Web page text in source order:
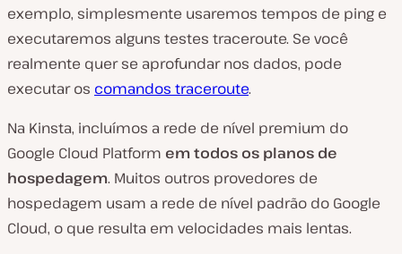
exemplo, simplesmente usaremos tempos de ping e
executaremos alguns testes traceroute. Se você
realmente quer se aprofundar nos dados, pode
executar os comandos traceroute.
Na Kinsta, incluímos a rede de nível premium do
Google Cloud Platform em todos os planos de
hospedagem. Muitos outros provedores de
hospedagem usam a rede de nível padrão do Google
Cloud, o que resulta em velocidades mais lentas.